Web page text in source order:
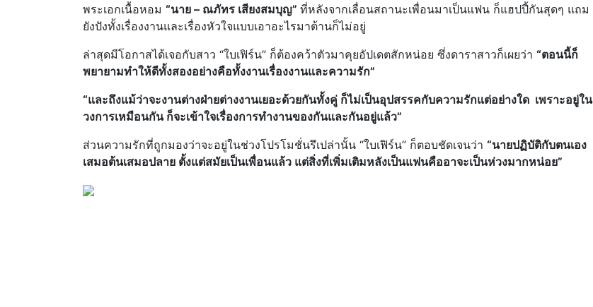
พระเอกเนื้อหอม “นาย – ณภัทร เสียงสมบุญ” ที่หลังจากเลื่อนสถานะเพื่อนมาเป็นแฟน ก็แฮปปี้กันสุดๆ แถม
ยังปังทั้งเรื่องงานและเรื่องหัวใจแบบเอาอะไรมาต้านก็ไม่อยู่
ล่าสุดมีโอกาสได้เจอกับสาว “ใบเฟิร์น” ก็ต้องคว้าตัวมาคุยอัปเดตสักหน่อย ซึ่งดาราสาวก็เผยว่า “ตอนนี้ก็
พยายามทำให้ดีทั้งสองอย่างคือทั้งงานเรื่องงานและความรัก”
“และถึงแม้ว่าจะงานต่างฝ่ายต่างงานเยอะด้วยกันทั้งคู่ ก็ไม่เป็นอุปสรรคกับความรักแต่อย่างใด เพราะอยู่ใน
วงการเหมือนกัน ก็จะเข้าใจเรื่องการทำงานของกันและกันอยู่แล้ว”
ส่วนความรักที่ถูกมองว่าจะอยู่ในช่วงโปรโมชั่นรึเปล่านั้น “ใบเฟิร์น” ก็ตอบชัดเจนว่า “นายปฏิบัติกับตนเอง
เสมอต้นเสมอปลาย ตั้งแต่สมัยเป็นเพื่อนแล้ว แต่สิ่งที่เพิ่มเติมหลังเป็นแฟนคืออาจะเป็นห่วงมากหน่อย”